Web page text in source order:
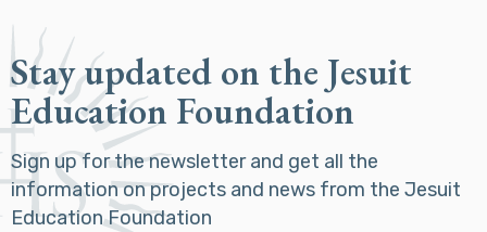
Stay updated on the Jesuit
Education Foundation
Sign up for the newsletter and get all the
information on projects and news from the Jesuit
Education Foundation